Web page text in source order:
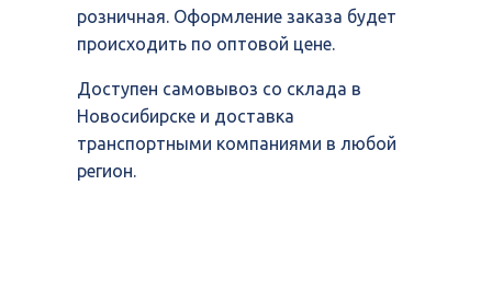
розничная. Оформление заказа будет
происходить по оптовой цене.
Доступен самовывоз со склада в
Новосибирске и доставка
транспортными компаниями в любой
регион.